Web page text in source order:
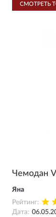
СМОТРЕТЬ
Чемодан
Яна
Рейтинг:
Дата: